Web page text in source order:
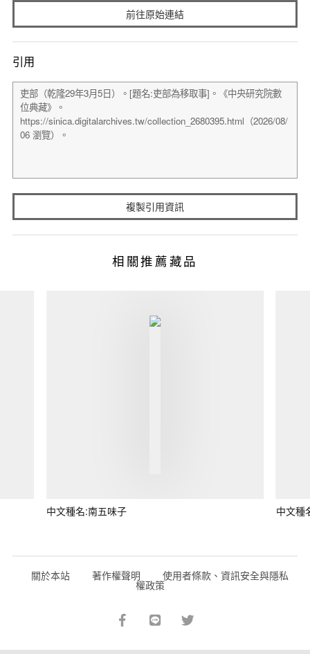
前往原始連結
引用
複製引用資訊
相關推薦藏品
中文種名:南五味子 中文種
關於本站 著作權聲明 使用者條款、資訊安全與隱私
權政策